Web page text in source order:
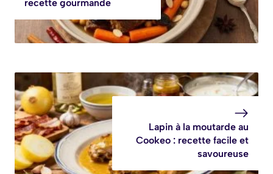
recette gourmande
Lapin à la moutarde au
Cookeo : recette facile et
savoureuse